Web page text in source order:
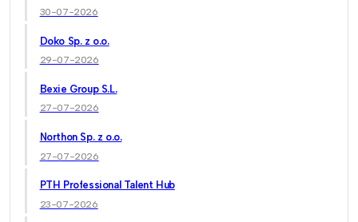
30-07-2026
Doko Sp. z o.o.
29-07-2026
Bexie Group S.L.
27-07-2026
Northon Sp. z o.o.
27-07-2026
PTH Professional Talent Hub
23-07-2026